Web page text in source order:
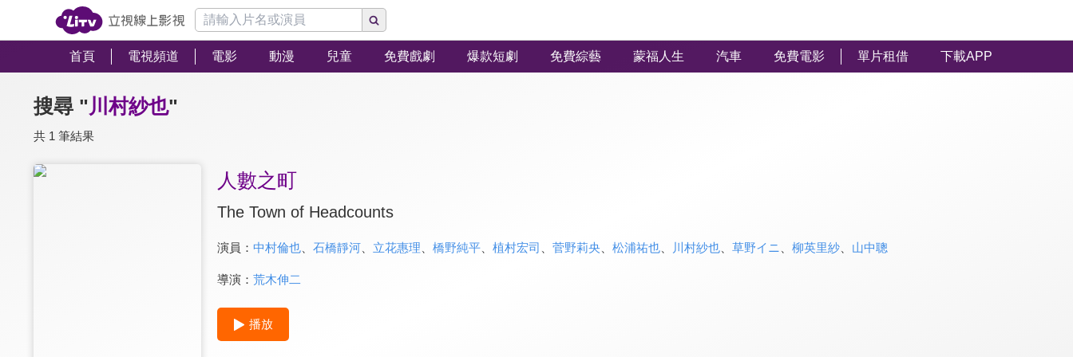
首頁 電視頻道 電影 動漫 兒童 免費戲劇 爆款短劇 免費綜藝 蒙福人生 汽車 免費電影 單片租借 下載APP
搜尋 "川村紗也"
共 1 筆結果
人數之町
The Town of Headcounts
演員： 中村倫也、 石橋靜河、 立花惠理 橋野純平、 植村宏司 菅野莉央 松浦祐也、 川村紗也、 草野イニ 柳英里紗、 山中聰
導演： 荒木伸二
播放